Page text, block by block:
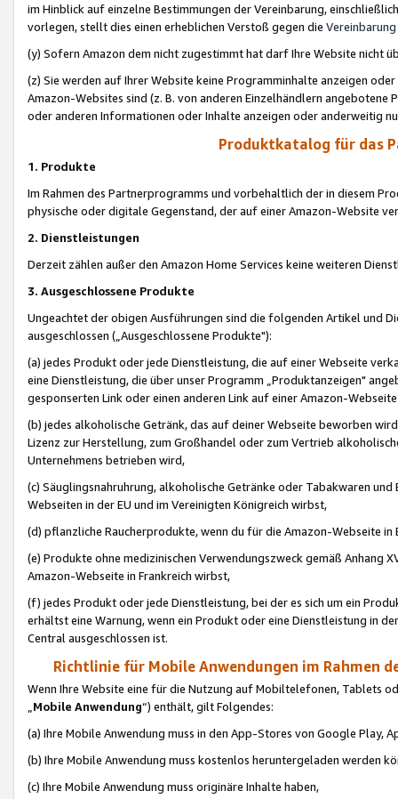
im Hinblick auf einzelne Bestimmungen der Vereinbarung,
vorlegen, stellt dies einen erheblichen Verstoß gegen die Vereinbarung
(y) Sofern Amazon dem nicht zugestimmt hat darf Ihre Website nicht
(z) Sie werden auf Ihrer Website keine Programminhalte anzeigen
Amazon-Websites sind (z. B. von anderen Einzelhändlern
oder anderen Informationen oder Inhalte anzeigen oder anderweitig
Produktkatalog für das
1. Produkte
Im Rahmen des Partnerprogramms und vorbehaltlich der in diesem
physische oder digitale Gegenstand, der auf einer Amazon-Website
2. Dienstleistungen
Derzeit zählen außer den Amazon Home Services keine weiteren
3. Ausgeschlossene Produkte
Ungeachtet der obigen Ausführungen sind die folgenden Artikel und
ausgeschlossen („Ausgeschlossene Produkte"):
(a) jedes Produkt oder jede Dienstleistung, die auf einer Webseite
eine Dienstleistung, die über unser Programm „Produktanzeigen"
gesponserten Link oder einen anderen Link auf einer Amazon-
(b) jedes alkoholische Getränk, das auf deiner Webseite beworben
Lizenz zur Herstellung, zum Großhandel oder zum Vertrieb
Unternehmens betrieben wird,
(c) Säuglingsnahruhrung, alkoholische Getränke oder Tabakwaren
Webseiten in der EU und im Vereinigten Königreich wirbst,
(d) pflanzliche Raucherprodukte, wenn du für die Amazon-Webseite in
(e) Produkte ohne medizinischen Verwendungszweck gemäß Anhang
Amazon-Webseite in Frankreich wirbst,
(f) jedes Produkt oder jede Dienstleistung, bei der es sich um ein
erhältst eine Warnung, wenn ein Produkt oder eine Dienstleistung in
Central ausgeschlossen ist.
Richtlinie für Mobile Anwendungen im Rahmen
Wenn Ihre Website eine für die Nutzung auf Mobiltelefonen, Tablets
„Mobile Anwendung“) enthält, gilt Folgendes:
(a) Ihre Mobile Anwendung muss in den App-Stores von Google Play,
(b) Ihre Mobile Anwendung muss kostenlos heruntergeladen werden
(c) Ihre Mobile Anwendung muss originäre Inhalte haben,